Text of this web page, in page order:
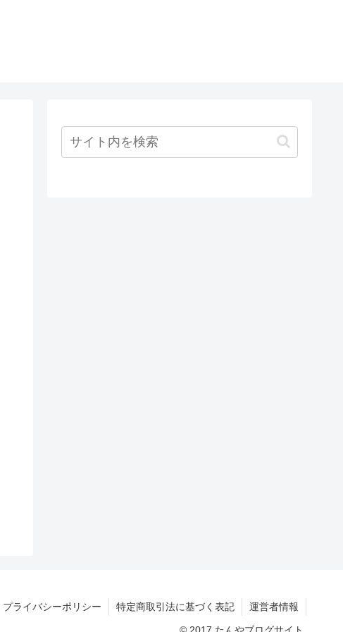
プライバシーポリシー 特定商取引法に基づく表記 運営者情報